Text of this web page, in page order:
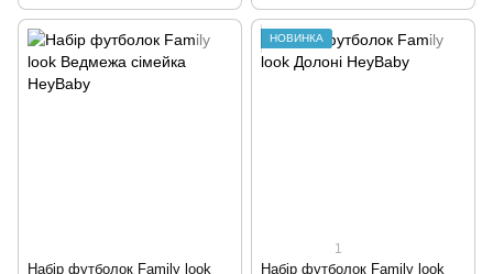
Набір футболок Family look
НОВИНКА
1
Набір футболок Family look